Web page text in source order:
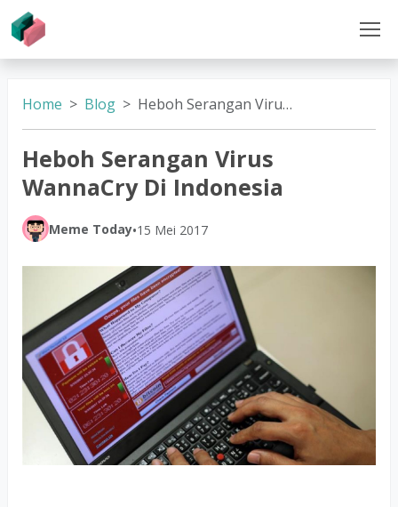
Home Blog Heboh Serangan Virus WannaCry Di Indonesia
Heboh Serangan Virus
WannaCry Di Indonesia
Meme Today•15 Mei 2017